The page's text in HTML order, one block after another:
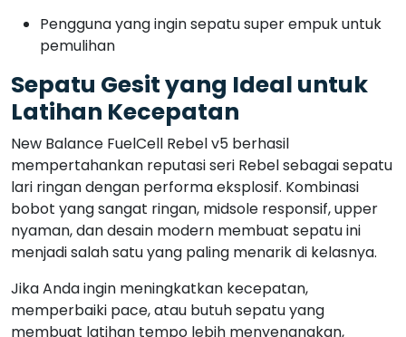
Pengguna yang ingin sepatu super empuk untuk
pemulihan
Sepatu Gesit yang Ideal untuk
Latihan Kecepatan
New Balance FuelCell Rebel v5 berhasil
mempertahankan reputasi seri Rebel sebagai sepatu
lari ringan dengan performa eksplosif. Kombinasi
bobot yang sangat ringan, midsole responsif, upper
nyaman, dan desain modern membuat sepatu ini
menjadi salah satu yang paling menarik di kelasnya.
Jika Anda ingin meningkatkan kecepatan,
memperbaiki pace, atau butuh sepatu yang
membuat latihan tempo lebih menyenangkan,